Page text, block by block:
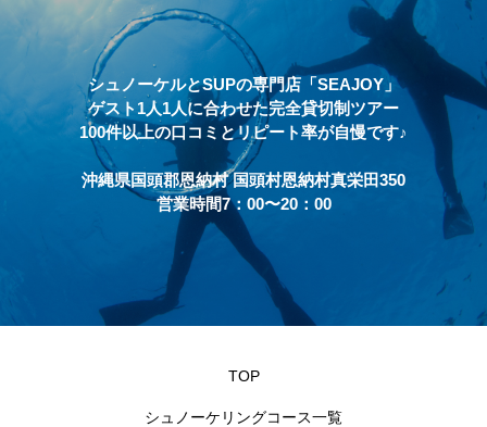
シュノーケルとSUPの専門店「SEAJOY」
ゲスト1人1人に合わせた完全貸切制ツアー
100件以上の口コミとリピート率が自慢です♪
沖縄県国頭郡恩納村 国頭村恩納村真栄田350
営業時間7：00〜20：00
TOP
シュノーケリングコース一覧